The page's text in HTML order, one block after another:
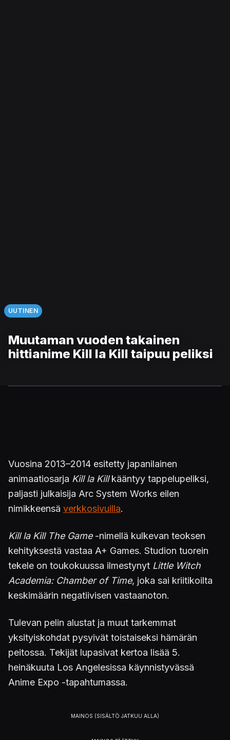
UUTINEN
Muutaman vuoden takainen
hittianime Kill la Kill taipuu peliksi
Vuosina 2013–2014 esitetty japanilainen
animaatiosarja Kill la Killkääntyy tappelupeliksi,
paljasti julkaisija Arc System Works eilen
nimikkeensä verkkosivuilla.
Kill la Kill The Game -nimellä kulkevan teoksen
kehityksestä vastaa A+ Games. Studion tuorein
tekele on toukokuussa ilmestynyt Little Witch
Academia: Chamber of Time, joka sai kriitikoilta
keskimäärin negatiivisen vastaanoton.
Tulevan pelin alustat ja muut tarkemmat
yksityiskohdat pysyivät toistaiseksi hämärän
peitossa. Tekijät lupasivat kertoa lisää 5.
heinäkuuta Los Angelesissa käynnistyvässä
Anime Expo -tapahtumassa.